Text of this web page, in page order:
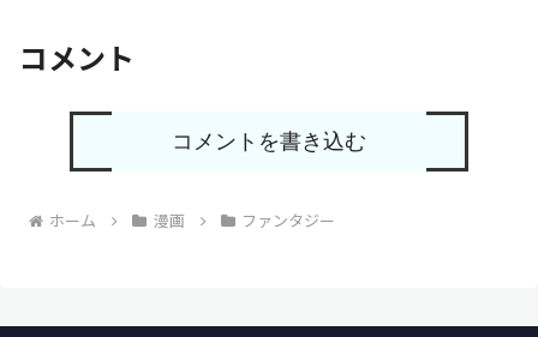
コメント
コメントを書き込む
ホーム 漫画 ファンタジー